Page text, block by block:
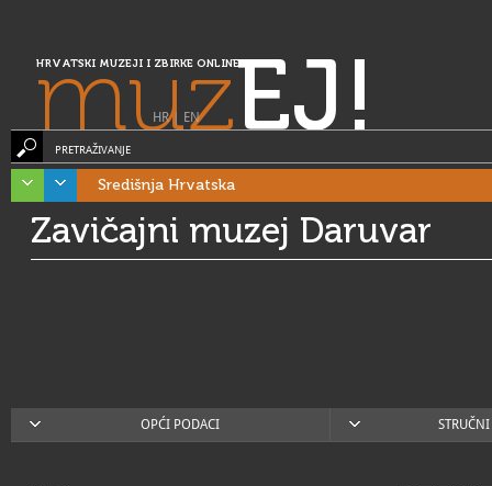
HRVATSKI MUZEJI I ZBIRKE ONLINE
muzEJ!
HR| EN
PRETRAŽIVANJE
Središnja Hrvatska
Zavičajni muzej Daruvar
OPĆI PODACI